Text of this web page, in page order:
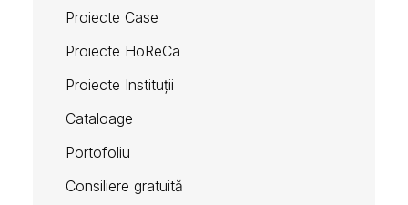
Proiecte Case
Proiecte HoReCa
Proiecte Instituții
Cataloage
Portofoliu
Consiliere gratuită